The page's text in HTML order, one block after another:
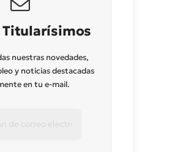
Titularísimos
nuestras novedades,
y noticias destacadas
en tu e-mail.